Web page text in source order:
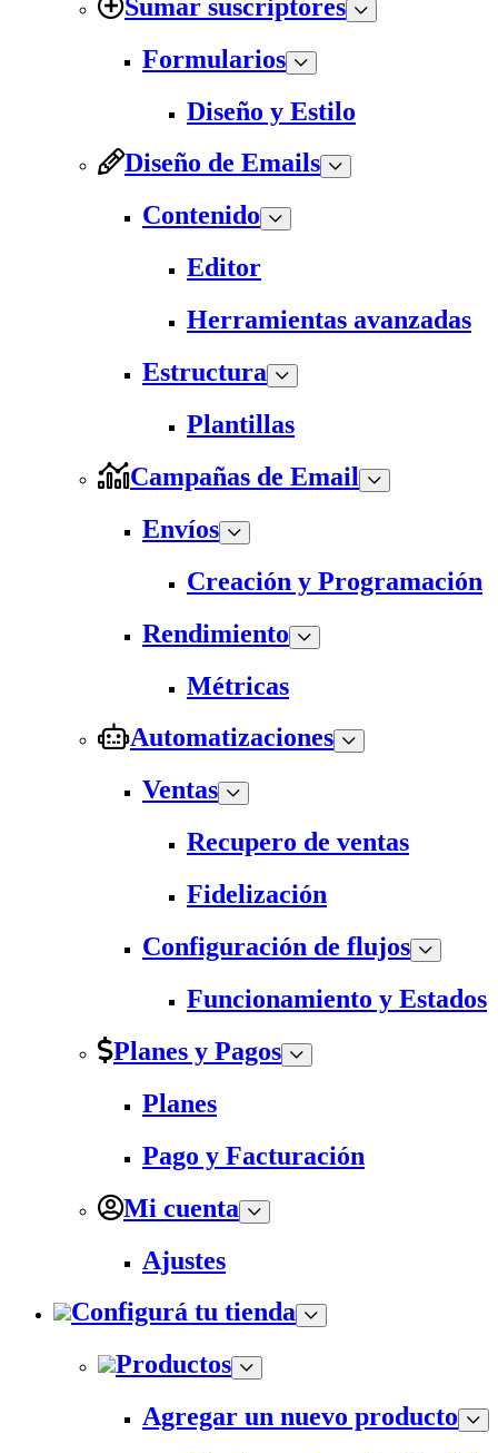
Sumar suscriptores
Formularios
Diseño y Estilo
Diseño de Emails
Contenido
Editor
Herramientas avanzadas
Estructura
Plantillas
Campañas de Email
Envíos
Creación y Programación
Rendimiento
Métricas
Automatizaciones
Ventas
Recupero de ventas
Fidelización
Configuración de flujos
Funcionamiento y Estados
Planes y Pagos
Planes
Pago y Facturación
Mi cuenta
Ajustes
Configurá tu tienda
Productos
Agregar un nuevo producto